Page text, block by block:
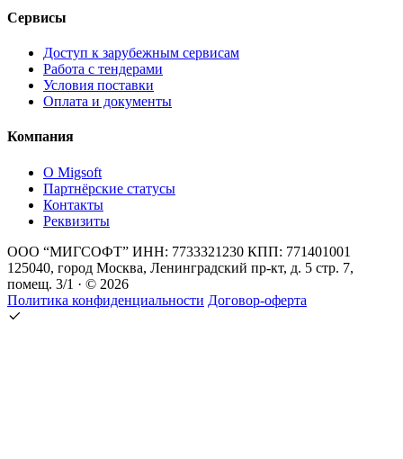
Сервисы
Доступ к зарубежным сервисам
Работа с тендерами
Условия поставки
Оплата и документы
Компания
О Migsoft
Партнёрские статусы
Контакты
Реквизиты
ООО “МИГСОФТ” ИНН: 7733321230 КПП: 771401001
125040, город Москва, Ленинградский пр-кт, д. 5 стр. 7,
помещ. 3/1 · © 2026
Политика конфиденциальности Договор-оферта